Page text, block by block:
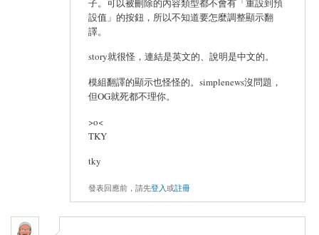
子。可以被刪除的內容類型都不會有「重設到預
設值」的按鈕，所以不知道要怎麼調整顯示翻
譯。
story就很怪，連結是英文的、說明是中文的。
模組翻譯的顯示也怪怪的。simplenews沒問題，
但OG就死都不理你。
>o<
TKY
tky
發表回應前，請先登入或註冊